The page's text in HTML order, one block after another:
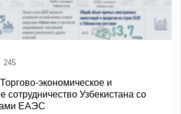
245
экономическое и
сотрудничество Узбекистана со
ЕАЭС